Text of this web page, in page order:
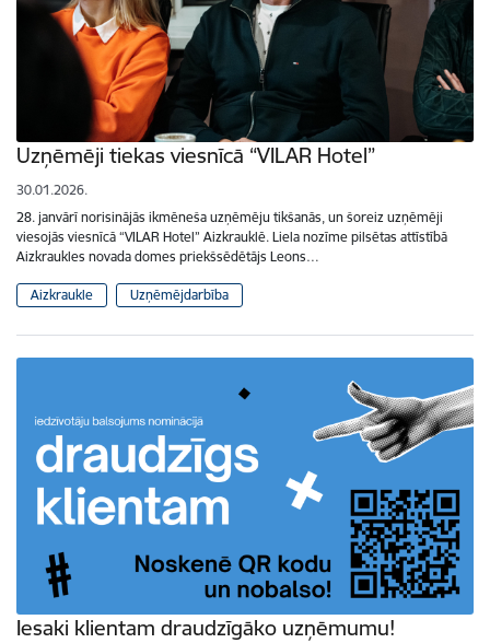
Uzņēmēji tiekas viesnīcā “VILAR Hotel”
30.01.2026.
28. janvārī norisinājās ikmēneša uzņēmēju tikšanās, un šoreiz uzņēmēji
viesojās viesnīcā “VILAR Hotel” Aizkrauklē. Liela nozīme pilsētas attīstībā
Aizkraukles novada domes priekšsēdētājs Leons…
Aizkraukle Uzņēmējdarbība
Iesaki klientam draudzīgāko uzņēmumu!